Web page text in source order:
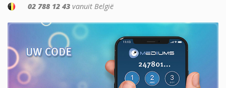
02 788 12 43 vanuit België